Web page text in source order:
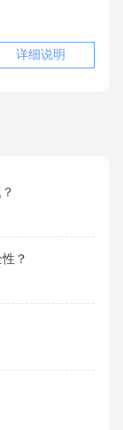
详细说明
？